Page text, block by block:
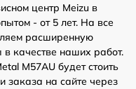
центр Meizu в
- от 5 лет. На все
расширенную
качестве наших работ.
M57AU будет стоить
на сайте через